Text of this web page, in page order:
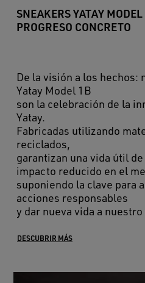
SNEAKERS YATAY
PROGRESO CONCRETO
De la visión a los hechos:
Yatay Model 1B
son la celebración de la
Yatay.
Fabricadas utilizando
reciclados,
garantizan una vida útil
impacto reducido en el
suponiendo la clave para
acciones responsables
y dar nueva vida a
DESCUBRIR MÁS